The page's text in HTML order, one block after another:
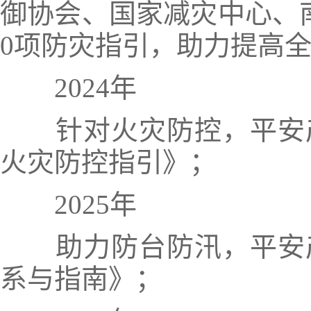
御协会、国家减灾中心
0项防灾指引，助力提高
2024年
针对火灾防控，平
火灾防控指引》；
2025年
助力防台防汛， 平
系与指南》；